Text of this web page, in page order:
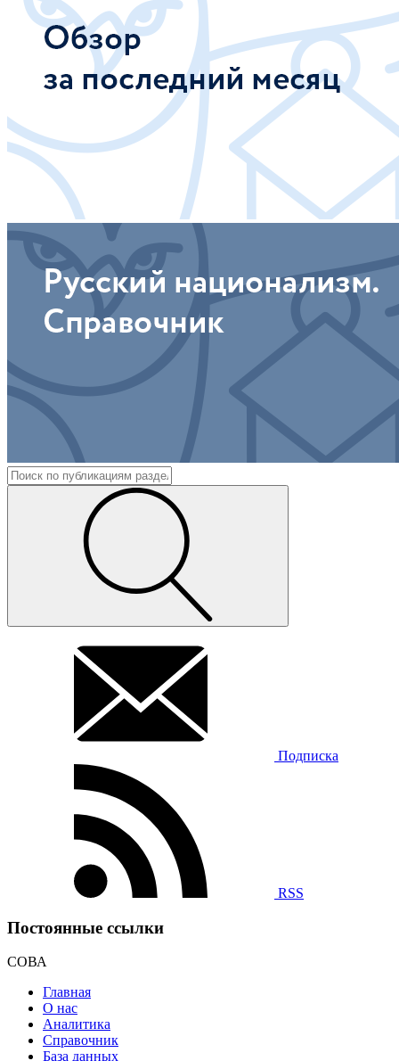
Подписка
RSS
Постоянные ссылки
СОВА
Главная
О нас
Аналитика
Справочник
База данных